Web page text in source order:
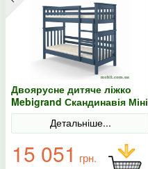
Двоярусне дитяче ліжко
Mebigrand Скандинавія Міні
Синій (S 7010 R 90B) 70х190
Детальніше...
15 051 грн.